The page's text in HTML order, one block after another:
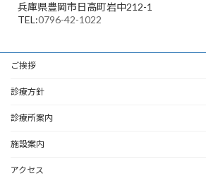
兵庫県豊岡市日高町岩中212-1
TEL:0796-42-1022
ご挨拶
診療方針
診療所案内
施設案内
アクセス